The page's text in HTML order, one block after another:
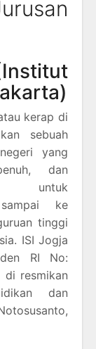
kerap di
sebuah
yang
dan
untuk
sampai ke
tinggi
ISI Jogja
RI No:
resmikan
dan